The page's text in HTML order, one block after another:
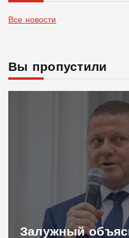
Все новости
Вы пропустили
Залужный